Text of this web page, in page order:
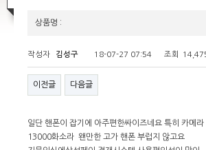
상품명 :
작성자 김성구 18-07-27 07:54 조회
이전글 다음글
일단 핸폰이 잡기에 아주편한싸이즈네요 특히 카메라
13000화소라 왠만한 고가 핸폰 부럽지 않고요